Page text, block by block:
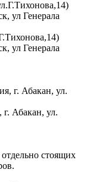
ул Генерала
Абакан, ул.
стоящих